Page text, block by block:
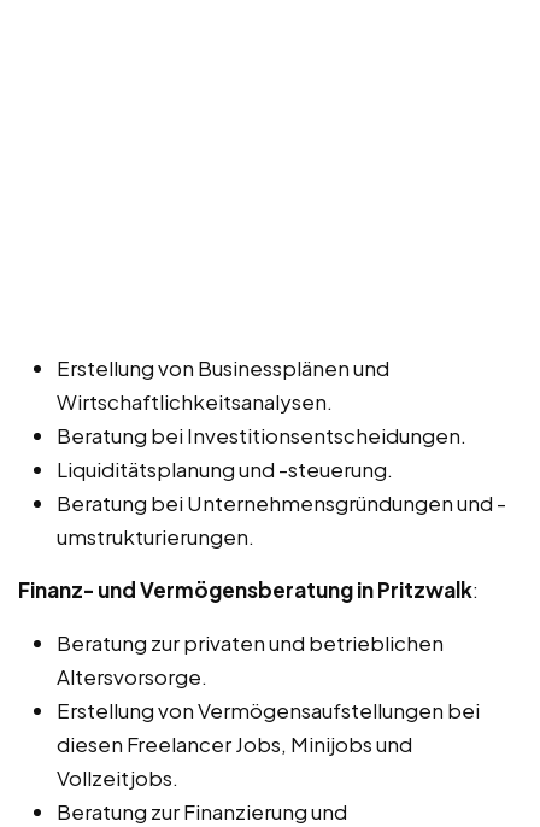
Erstellung von Businessplänen und
Wirtschaftlichkeitsanalysen.
Beratung bei Investitionsentscheidungen.
Liquiditätsplanung und -steuerung.
Beratung bei Unternehmensgründungen und -
umstrukturierungen.
Finanz- und Vermögensberatung in Pritzwalk:
Beratung zur privaten und betrieblichen
Altersvorsorge.
Erstellung von Vermögensaufstellungen bei
diesen Freelancer Jobs, Minijobs und
Vollzeitjobs.
Beratung zur Finanzierung und